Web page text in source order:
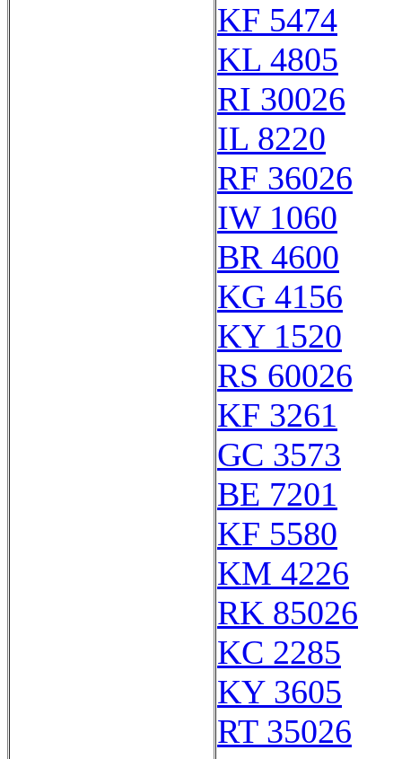
KF 5474
KL 4805
RI 30026
IL 8220
RF 36026
IW 1060
BR 4600
KG 4156
KY 1520
RS 60026
KF 3261
GC 3573
BE 7201
KF 5580
KM 4226
RK 85026
KC 2285
KY 3605
RT 35026